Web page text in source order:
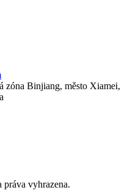
zóna Binjiang, město Xiamei,
vyhrazena.